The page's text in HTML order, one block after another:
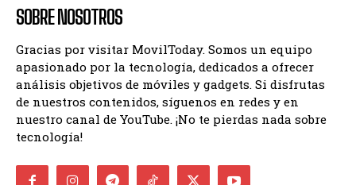
SOBRE NOSOTROS
Gracias por visitar MovilToday. Somos un equipo
apasionado por la tecnología, dedicados a ofrecer
análisis objetivos de móviles y gadgets. Si disfrutas
de nuestros contenidos, síguenos en redes y en
nuestro canal de YouTube. ¡No te pierdas nada sobre
tecnología!